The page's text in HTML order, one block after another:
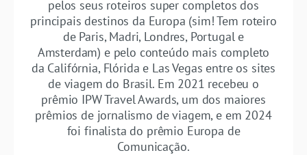
pelos seus roteiros super completos dos
principais destinos da Europa (sim! Tem roteiro
de Paris, Madri, Londres, Portugal e
Amsterdam) e pelo conteúdo mais completo
da Califórnia, Flórida e Las Vegas entre os sites
de viagem do Brasil. Em 2021 recebeu o
prêmio IPW Travel Awards, um dos maiores
prêmios de jornalismo de viagem, e em 2024
foi finalista do prêmio Europa de
Comunicação.